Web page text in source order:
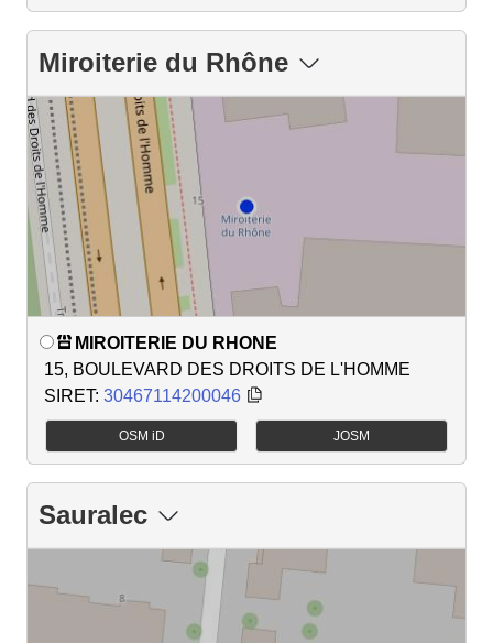
Miroiterie du Rhône
MIROITERIE DU RHONE
15, BOULEVARD DES DROITS DE L'HOMME
SIRET: 30467114200046
OSM iD JOSM
Sauralec